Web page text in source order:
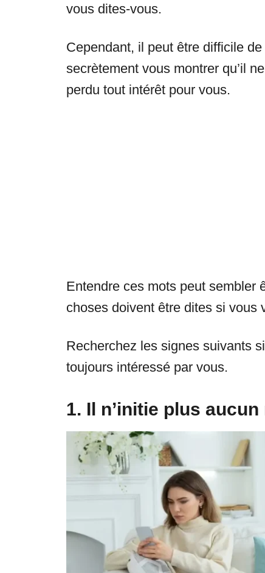
vous dites-vous.
Cependant, il peut être difficile
secrètement vous montrer qu’il
perdu tout intérêt pour vous.
Entendre ces mots peut sembler
choses doivent être dites si vous
Recherchez les signes suivants
toujours intéressé par vous.
1. Il n’initie plus